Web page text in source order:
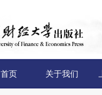
首页 关于我们